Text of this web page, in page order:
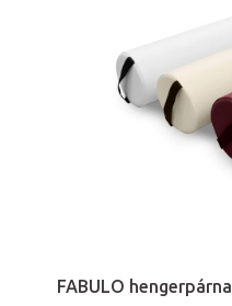
FABULO hengerpárna